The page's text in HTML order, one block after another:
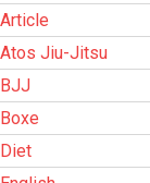
Article
Atos Jiu-Jitsu
BJJ
Boxe
Diet